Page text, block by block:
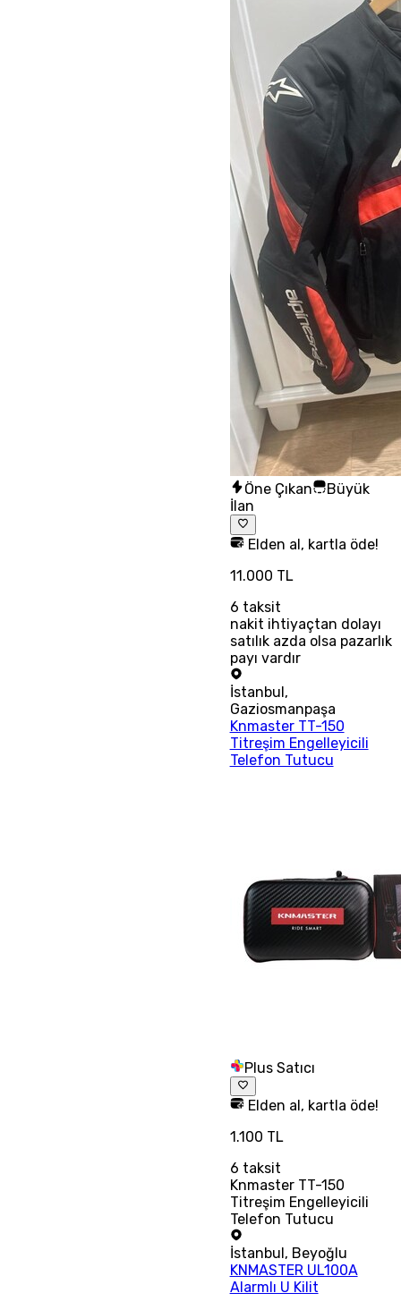
Öne Çıkan
Büyük
İlan
Elden al, kartla öde!
11.000 TL
6 taksit
nakit ihtiyaçtan dolayı
satılık azda olsa pazarlık
payı vardır
İstanbul,
Gaziosmanpaşa
Knmaster TT-150
Titreşim Engelleyicili
Telefon Tutucu
Plus Satıcı
Elden al, kartla öde!
1.100 TL
6 taksit
Knmaster TT-150
Titreşim Engelleyicili
Telefon Tutucu
İstanbul, Beyoğlu
KNMASTER UL100A
Alarmlı U Kilit